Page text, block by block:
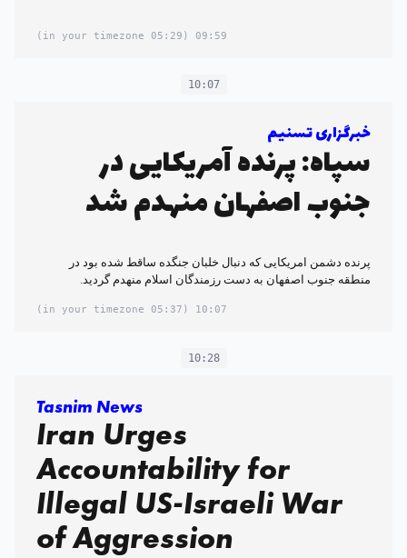
09:59
(05:29 in your timezone)
10:07
خبرگزاری تسنیم
سپاه: پرنده آمریکایی در
جنوب اصفهان منهدم شد
پرنده دشمن امریکایی که دنبال خلبان جنگده ساقط شده بود در
منطقه جنوب اصفهان به دست رزمندگان اسلام منهدم گردید.
10:07
(05:37 in your timezone)
10:28
Tasnim News
Iran Urges
Accountability for
Illegal US-Israeli War
of Aggression